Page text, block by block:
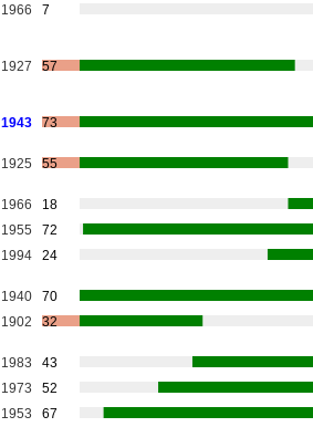
1966 7
1927 57
1943 73
1925 55
1966
18
1955
72
1994 24
1940
70
1902 32
1983
43
1973
52
1953 67